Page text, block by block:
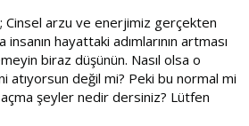
arzu ve enerjimiz gerçekten
hayattaki adımlarının artması
biraz düşünün. Nasıl olsa o
atıyorsun değil mi? Peki bu normal mi
şeyler nedir dersiniz? Lütfen